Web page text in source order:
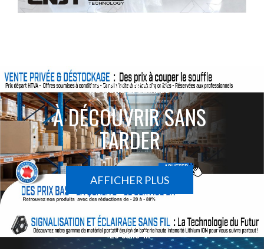
ACTIONS SPÉCIALES
À DÉCOUVRIR SANS
TARDER
AFFICHER PLUS
Le sans-fil